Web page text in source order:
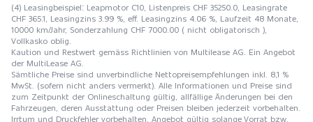
(4) Leasingbeispiel: Leapmotor C10, Listenpreis CHF 35250.0, Leasingrate
CHF 365.1, Leasingzins 3.99 %, eff. Leasingzins 4.06 %, Laufzeit 48 Monate,
10000 km/Jahr, Sonderzahlung CHF 7000.00 ( nicht obligatorisch ),
Vollkasko oblig.
Kaution und Restwert gemäss Richtlinien von Multilease AG. Ein Angebot
der MultiLease AG.
Sämtliche Preise sind unverbindliche Nettopreisempfehlungen inkl. 8,1 %
MwSt. (sofern nicht anders vermerkt). Alle Informationen und Preise sind
zum Zeitpunkt der Onlineschaltung gültig, allfällige Änderungen bei den
Fahrzeugen, deren Ausstattung oder Preisen bleiben jederzeit vorbehalten.
Irrtum und Druckfehler vorbehalten. Angebot gültig solange Vorrat bzw.